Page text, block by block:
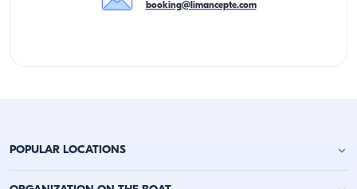
booking@limancepte.com
POPULAR LOCATIONS
Alquiler de Yates en Antalya